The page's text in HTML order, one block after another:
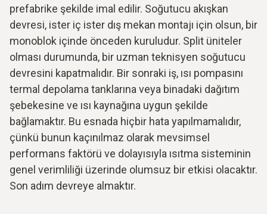
prefabrike şekilde imal edilir. Soğutucu akışkan
devresi, ister iç ister dış mekan montajı için olsun, bir
monoblok içinde önceden kuruludur. Split üniteler
olması durumunda, bir uzman teknisyen soğutucu
devresini kapatmalıdır. Bir sonraki iş, ısı pompasını
termal depolama tanklarına veya binadaki dağıtım
şebekesine ve ısı kaynağına uygun şekilde
bağlamaktır. Bu esnada hiçbir hata yapılmamalıdır,
çünkü bunun kaçınılmaz olarak mevsimsel
performans faktörü ve dolayısıyla ısıtma sisteminin
genel verimliliği üzerinde olumsuz bir etkisi olacaktır.
Son adım devreye almaktır.